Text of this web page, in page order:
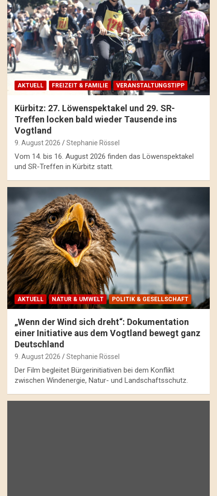
AKTUELL FREIZEIT & FAMILIE VERANSTALTUNGSTIPP
Kürbitz: 27. Löwenspektakel und 29. SR-
Treffen locken bald wieder Tausende ins
Vogtland
9. August 2026 Stephanie Rössel
Vom 14. bis 16. August 2026 finden das Löwenspektakel
und SR-Treffen in Kürbitz statt.
AKTUELL NATUR & UMWELT POLITIK & GESELLSCHAFT
„Wenn der Wind sich dreht“: Dokumentation
einer Initiative aus dem Vogtland bewegt ganz
Deutschland
9. August 2026 Stephanie Rössel
Der Film begleitet Bürgerinitiativen bei dem Konflikt
zwischen Windenergie, Natur- und Landschaftsschutz.